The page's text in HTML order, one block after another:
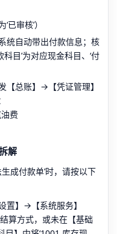
审核’）
统自动带出付款信息；核
科目’为对应现金科目、‘付
【总账】→【凭证管理】
费
解
生成付款单’时，请按以下
置】→【系统服务】
算方式，或未在【基础